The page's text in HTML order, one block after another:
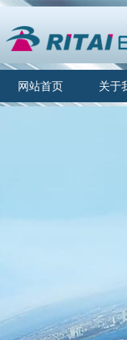
网站首页 关于